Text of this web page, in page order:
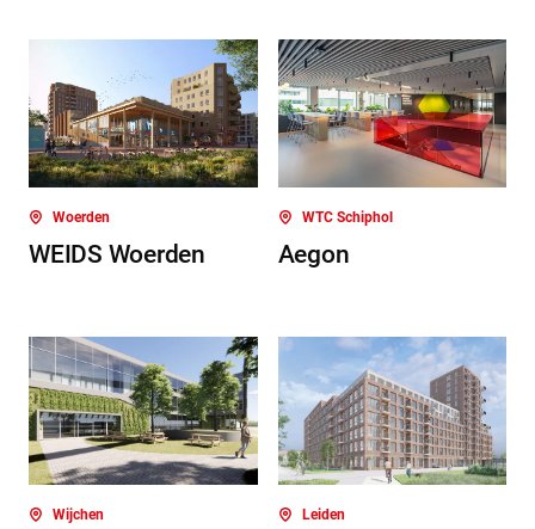
Woerden
WEIDS Woerden
WTC Schiphol
Aegon
Wijchen Leiden